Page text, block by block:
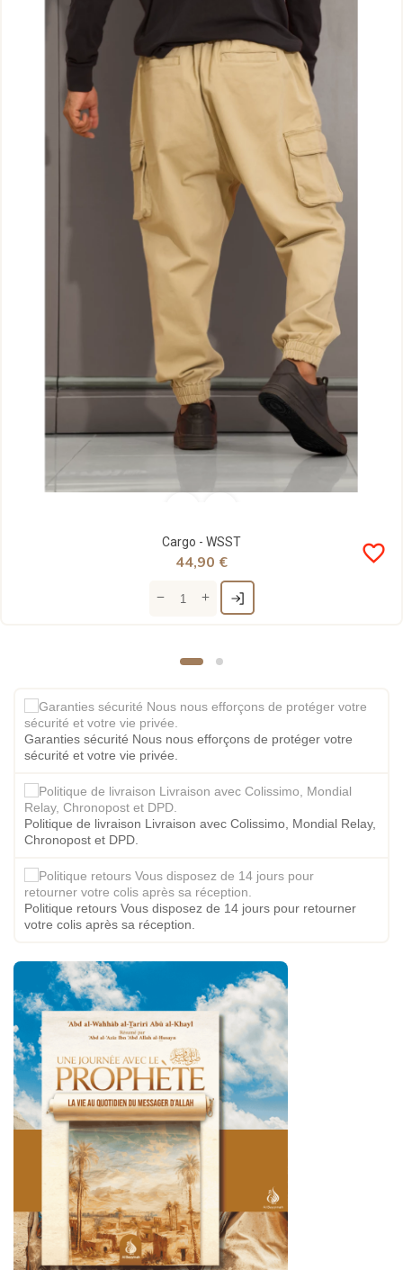
Cargo - WSST favorite_border
44,90 €
Garanties sécurité Nous nous efforçons de protéger votre
sécurité et votre vie privée.
Politique de livraison Livraison avec Colissimo, Mondial Relay,
Chronopost et DPD.
Politique retours Vous disposez de 14 jours pour retourner
votre colis après sa réception.